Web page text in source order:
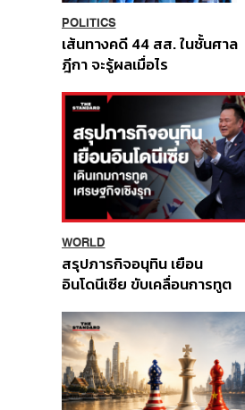
POLITICS
เส้นทางคดี 44 สส. ในชั้นศาล
ฎีกา จะรู้ผลเมื่อไร
WORLD
สรุปภารกิจอนุทิน เยือน
อินโดนีเซีย ขับเคลื่อนการทูต
ส่วนยุทธศาสตร์ไทย –
อินโดนีเซีย